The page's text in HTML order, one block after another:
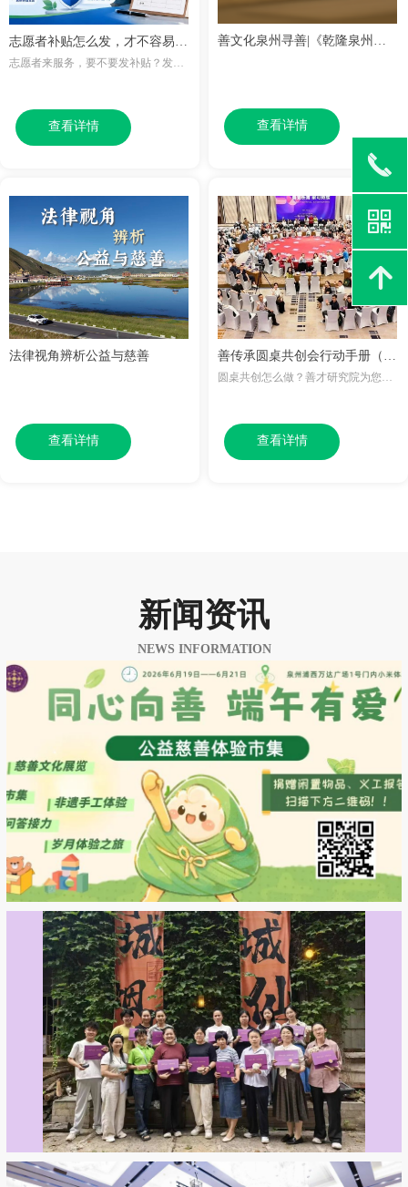
志愿者补贴怎么发，才不容易出
问题？
志愿者来服务，要不要发补贴？发多
者？
查看详情
善文化泉州寻善|《乾隆泉州府
查看详情
法律视角辨析公益与慈善
查看详情
善传承圆桌共创会行动手册（第
一版）发布
圆桌共创怎么做？善才研究院为您答
查看详情
新闻资讯
NEWS INFORMATION
끅
낃
녕